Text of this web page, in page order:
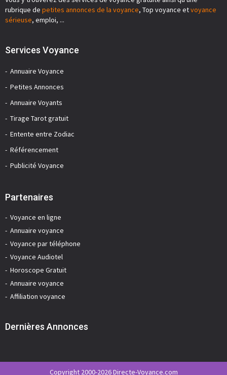
rubrique de petites annonces de la voyance, Top voyance etvoyance
sérieuse, emploi, ...
Services Voyance
Annuaire Voyance
Petites Annonces
Annuaire Voyants
Tirage Tarot gratuit
Entente entre Zodiac
Référencement
Publicité Voyance
Partenaires
Voyance en ligne
Annuaire voyance
Voyance par téléphone
Voyance Audiotel
Horoscope Gratuit
Annuaire voyance
Affiliation voyance
Dernières Annonces
Copyright 2000-2026 Directe-Voyance.com